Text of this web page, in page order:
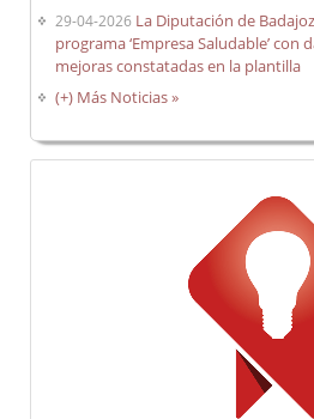
Enlaces de interés
Normativa
Diputación Saludable
29-04-2026 La Diputación de
programa ‘Empresa Saludable’
mejoras constatadas en la plantilla
(+) Más Noticias »